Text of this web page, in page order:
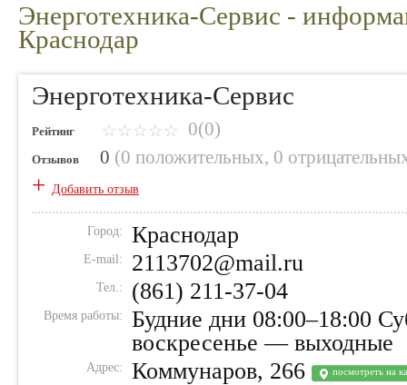
Энерготехника-Сервис -
Краснодар
Энерготехника-Сервис
Рейтинг 0(0)
Отзывов 0 (0 положительных, 0
+ Добавить отзыв
Город: Краснодар
E-mail: 2113702@mail.ru
Тел.: (861) 211-37-04
Время работы:
Будние дни 08:00–18:00
воскресенье — выходные
Адрес: Коммунаров, 266 посмотреть на